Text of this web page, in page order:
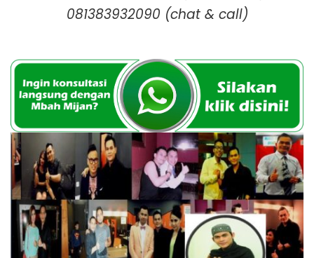
081383932090 (chat & call)